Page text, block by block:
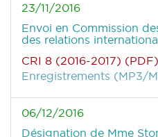
23/11/2016
Envoi en Commission
des relations
CRI 8 (2016-2017) (PDF)
Enregistrements (MP3/
06/12/2016
Désignation de Mme